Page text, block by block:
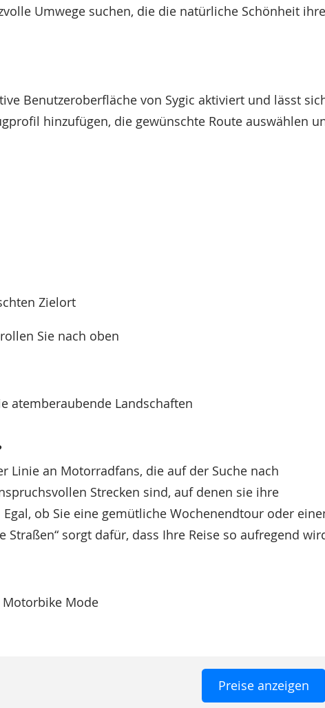
Umwege suchen, die die natürliche Schönheit
Benutzeroberfläche von Sygic aktiviert und lässt
hinzufügen, die gewünschte Route auswählen
Zielort
Sie nach oben
atemberaubende Landschaften
Linie an Motorradfans, die auf der Suche nach
Strecken sind, auf denen sie ihre
ob Sie eine gemütliche Wochenendtour oder
sorgt dafür, dass Ihre Reise so aufregend
Motorbike Mode
Preise anzeigen